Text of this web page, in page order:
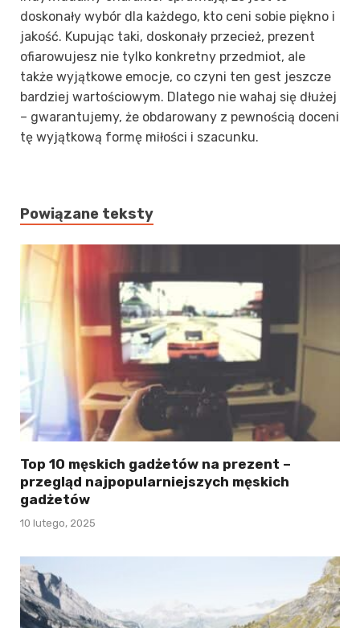
doskonały wybór dla każdego, kto ceni sobie piękno i
jakość. Kupując taki, doskonały przecież, prezent
ofiarowujesz nie tylko konkretny przedmiot, ale
także wyjątkowe emocje, co czyni ten gest jeszcze
bardziej wartościowym. Dlatego nie wahaj się dłużej
– gwarantujemy, że obdarowany z pewnością doceni
tę wyjątkową formę miłości i szacunku.
Powiązane teksty
Top 10 męskich gadżetów na prezent –
przegląd najpopularniejszych męskich
gadżetów
10 lutego, 2025